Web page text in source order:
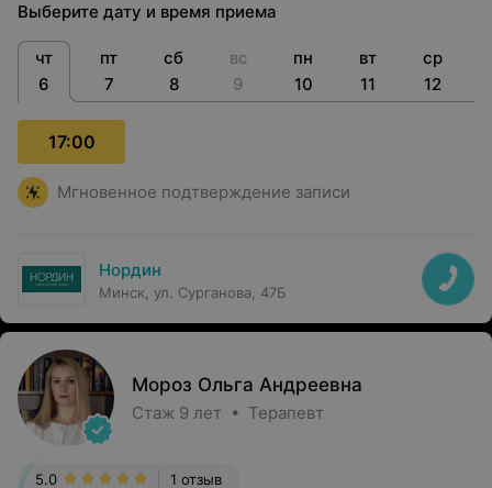
Выберите дату и время приема
чт
6
пт
7
сб
8
вс
9
пн
10
вт
11
ср
12
17:00
Мгновенное подтверждение записи
Нордин
Минск, ул. Сурганова, 47Б
Мороз Ольга Андреевна
Стаж 9 лет • Терапевт
1 отзыв
5.0